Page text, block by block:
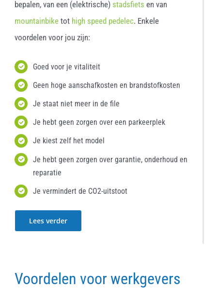
bepalen, van een (elektrische) stadsfiets en van
mountainbiketot high speed pedelec. Enkele
voordelen voor jou zijn:
Goed voor je vitaliteit
Geen hoge aanschafkosten en brandstofkosten
Je staat niet meer in de file
Je hebt geen zorgen over een parkeerplek
Je kiest zelf het model
Je hebt geen zorgen over garantie, onderhoud en
reparatie
Je vermindert de CO2-uitstoot
Lees verder
Voordelen voor werkgevers